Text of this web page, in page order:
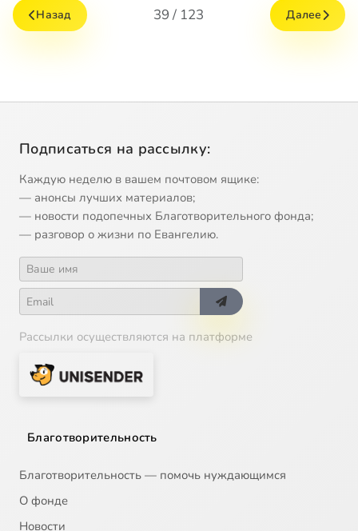
Назад 39 / 123 Далее
Подписаться на рассылку:
Каждую неделю в вашем почтовом ящике:
— анонсы лучших материалов;
— новости подопечных Благотворительного фонда;
— разговор о жизни по Евангелию.
Рассылки осуществляются на платформе
Благотворительность
Благотворительность — помочь нуждающимся
О фонде
Новости